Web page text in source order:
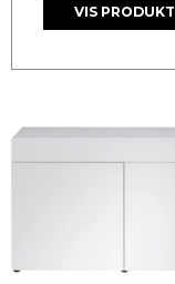
VIS PRODUKT